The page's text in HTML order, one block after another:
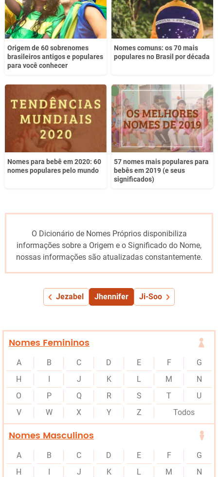
Origem de 60 sobrenomes
brasileiros antigos e populares
para você conhecer
Nomes comuns: os 70 mais
populares no Brasil por década
Nomes para bebê em 2020: 60
nomes populares pelo mundo
57 nomes mais populares para
bebês em 2019 (e seus
significados)
O Dicionário de Nomes Próprios disponibiliza
informações sobre a Origem e o Significado do Nome,
nossas informações são atualizadas constantemente.
Jezabel Jhennifer Ji-Soo
Nomes Femininos
A B C D E F
G
H
I J K L M
N
O
P Q R S T
U
V
W X Y Z Todos
Nomes Masculinos
A B C D E F
G
H
I J K L M
N